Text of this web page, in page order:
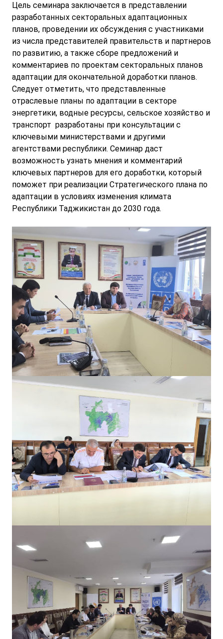
Цель семинара заключается в представлении
разработанных секторальных адаптационных
планов, проведении их обсуждения с участниками
из числа представителей правительств и партнеров
по развитию, а также сборе предложений и
комментариев по проектам секторальных планов
адаптации для окончательной доработки планов.
Следует отметить, что представленные
отраслевые планы по адаптации в секторе
энергетики, водные ресурсы, сельское хозяйство и
транспорт разработаны при консультации с
ключевыми министерствами и другими
агентствами республики. Семинар даст
возможность узнать мнения и комментарий
ключевых партнеров для его доработки, который
поможет при реализации Стратегического плана по
адаптации в условиях изменения климата
Республики Таджикистан до 2030 года.